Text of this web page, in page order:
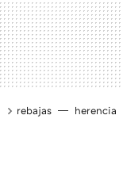
rebajas herencia